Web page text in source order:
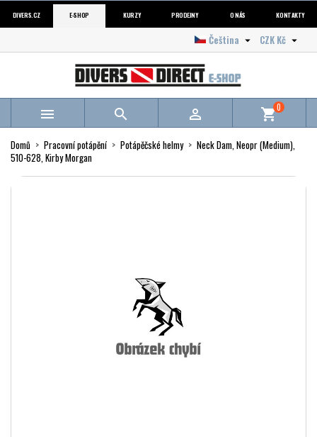
DIVERS.CZ E-SHOP KURZY PRODEJNY O NÁS KONTAKTY
CZK Kč 
Čeština 
   shopping_cart0
Domů Pracovní potápění Potápěčské helmy
Neck Dam, Neopr (Medium),
510-628, Kirby Morgan